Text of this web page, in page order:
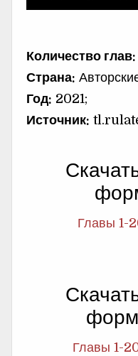
Количество глав:
Страна:
Год: 2021;
Источник:
Главы 1-
Главы 1-